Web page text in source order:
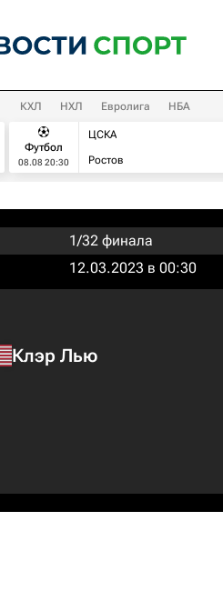
КХЛ НХЛ Евролига НБА
Футбол
08.08 20:30
ЦСКА
Ростов
1/32 финала
12.03.2023 в 00:30
Клэр Лью